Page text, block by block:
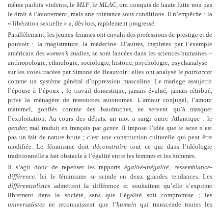
même parfois violents, le MLF, le MLAC, ont conquis de haute lutte non pas
le droit à l’avortement, mais une tolérance sous conditions. Il n’empêche : la
« libération sexuelle » a, dès lors, rapidement progressé.
Parallèlement, les jeunes femmes ont envahi des professions de prestige et de
pouvoir : la magistrature, la médecine. D’autres, inspirées par l’exemple
américain deswomen’s studies , se sont lancées dans les sciences humaines –
anthropologie, ethnologie, sociologie, histoire, psychologie, psychanalyse –
sur les voies tracées par Simone de Beauvoir : elles ont analysé le patriarcat
comme un système général d’oppression masculine. Le mariage assujettit
l’épouse à l’époux ; le travail domestique, jamais évalué, jamais rétribué,
prive la ménagère de ressources autonomes. L’amour conjugal, l’amour
maternel, gonflés comme des baudruches, ne servent qu’à masquer
l’exploitation. Au cours des débats, un mot a surgi outre–Atlantique : le
gender, mal traduit en français par genre. Il impose l’idée que le sexe n’est
pas un fait de nature brute ; c’est une construction culturelle qui peut être
modifiée. Le féminisme doit déconstruiretout ce qui dans l’idéologie
traditionnelle a fait obstacle à l’égalité entre les femmes et les hommes.
Il s’agit donc de repenser les rapportségalité-inégalité, ressemblance-
différence . Ici le féminisme se scinde en deux grandes tendances. Les
différentialistes admettent la différence et souhaitent qu’elle s’exprime
librement dans la société, sans que l’égalité soit compromise ; les
universalistes ne reconnaissent que l’humain qui transcende toutes les